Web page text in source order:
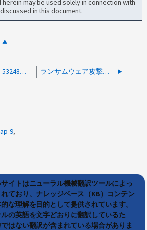
may be used solely in connection with
in this document.
Broadcom BES-53248スイッチへのSSHログインに成功したが、応答がない ランサムウェア攻撃のテスト時にスナップショットは作成されませんでした
9
サイトはニューラル機械翻訳ツールによっ
ており、ナレッジベース（KB）コンテン
な理解を目的として提供されています。
の英語を文字どおりに翻訳しているた
はない翻訳が含まれている場合がありま